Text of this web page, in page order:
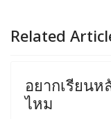
Related
อยากเรียน
ไหม